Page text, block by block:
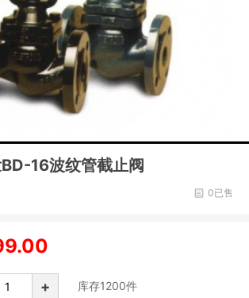
16波纹管截止阀
0已售
+ 库存1200件